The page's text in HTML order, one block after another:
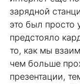
зарядной
это был просто
предстояло
то, как мы
чем больше
презентации,